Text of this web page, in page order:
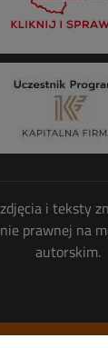
i teksty
prawnej na
autorskim.